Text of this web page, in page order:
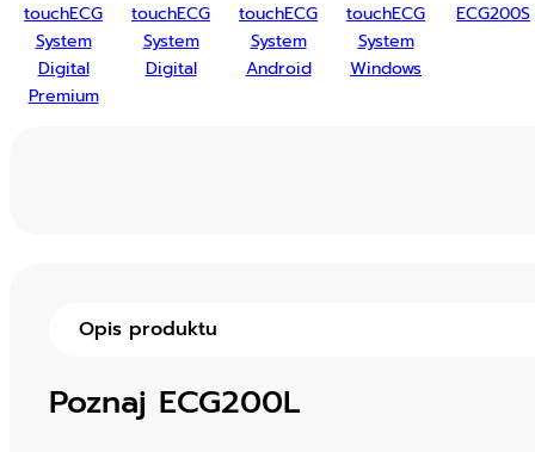
touchECG
System
Digital
Premium
touchECG
System
Digital
touchECG
System
Android
touchECG
System
Windows
ECG200S
Opis produktu
Poznaj ECG200L